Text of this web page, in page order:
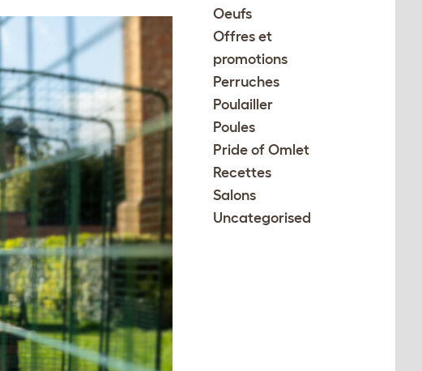
Oeufs
Offres et
promotions
Perruches
Poulailler
Poules
Pride of Omlet
Recettes
Salons
Uncategorised